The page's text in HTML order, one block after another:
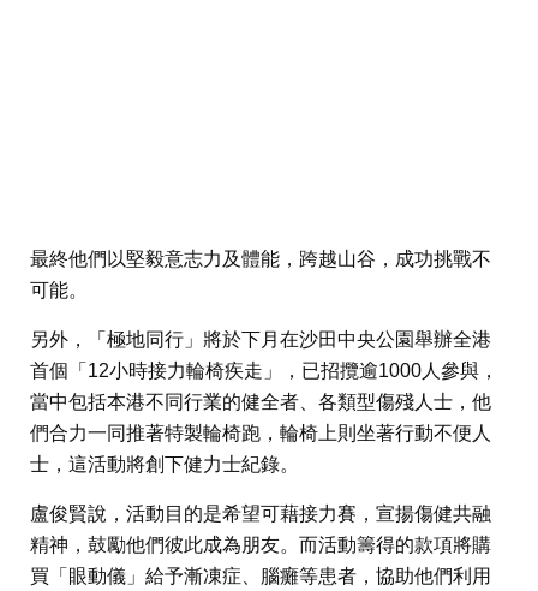
最終他們以堅毅意志力及體能，跨越山谷，成功挑戰不
可能。
另外，「極地同行」將於下月在沙田中央公園舉辦全港
首個「12小時接力輪椅疾走」，已招攬逾1000人參與，
當中包括本港不同行業的健全者、各類型傷殘人士，他
們合力一同推著特製輪椅跑，輪椅上則坐著行動不便人
士，這活動將創下健力士紀錄。
盧俊賢說，活動目的是希望可藉接力賽，宣揚傷健共融
精神，鼓勵他們彼此成為朋友。而活動籌得的款項將購
買「眼動儀」給予漸凍症、腦癱等患者，協助他們利用